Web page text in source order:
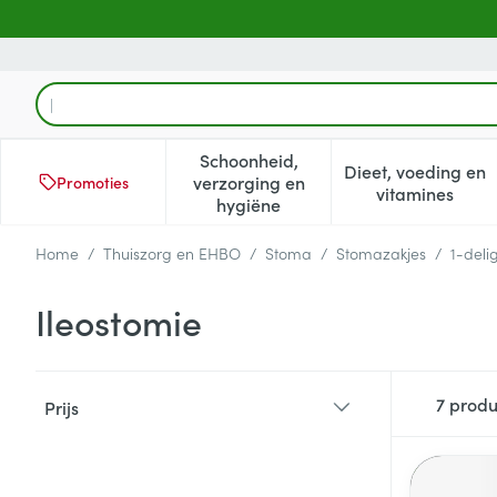
Product, merk, categorie...
Promoties
Schoonheid,
verzorging en
hygiëne
Toon submenu voor
Dieet, voeding en
vitamines
Toon
Home / Thuiszorg en EHBO / Stoma / Stomazakjes / 1-delig
Ileostomie
Prijs
7